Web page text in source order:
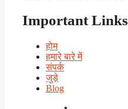
Important Links
होम
हमारे बारे में
संपर्क
जुड़े
Blog